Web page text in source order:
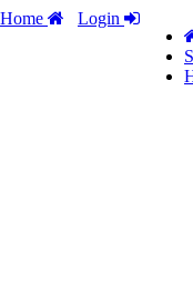
Home Login